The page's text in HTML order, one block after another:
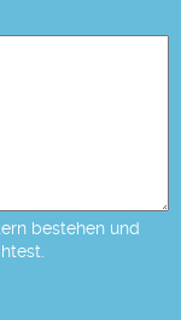
bestehen und